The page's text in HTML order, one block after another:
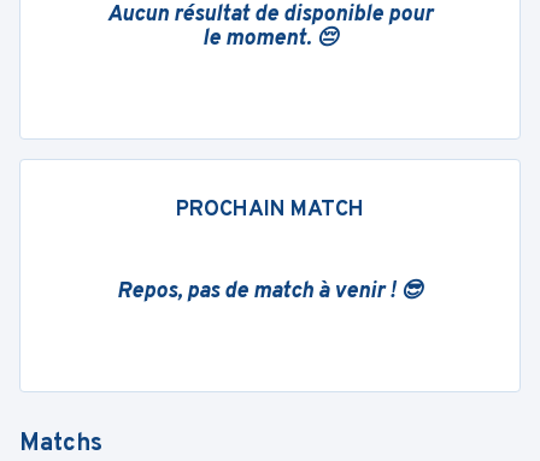
Aucun résultat de disponible pour
le moment. 😔
PROCHAIN MATCH
Repos, pas de match à venir ! 😎
Matchs